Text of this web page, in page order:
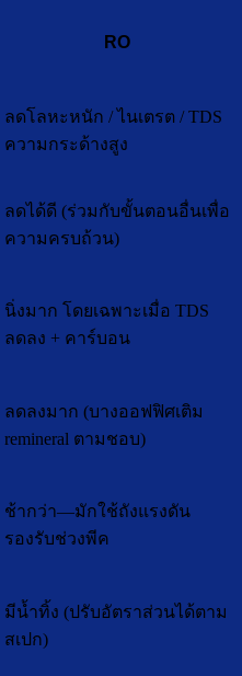
RO
ลดโลหะหนัก / ไนเตรต / TDS
ความกระด้างสูง
ลดได้ดี (ร่วมกับขั้นตอนอื่นเพื่อ
ความครบถ้วน)
นิ่งมาก โดยเฉพาะเมื่อ TDS
ลดลง + คาร์บอน
ลดลงมาก (บางออฟฟิศเติม
remineral ตามชอบ)
ช้ากว่า—มักใช้ถังแรงดัน
รองรับช่วงพีค
มีน้ำทิ้ง (ปรับอัตราส่วนได้ตาม
สเปก)